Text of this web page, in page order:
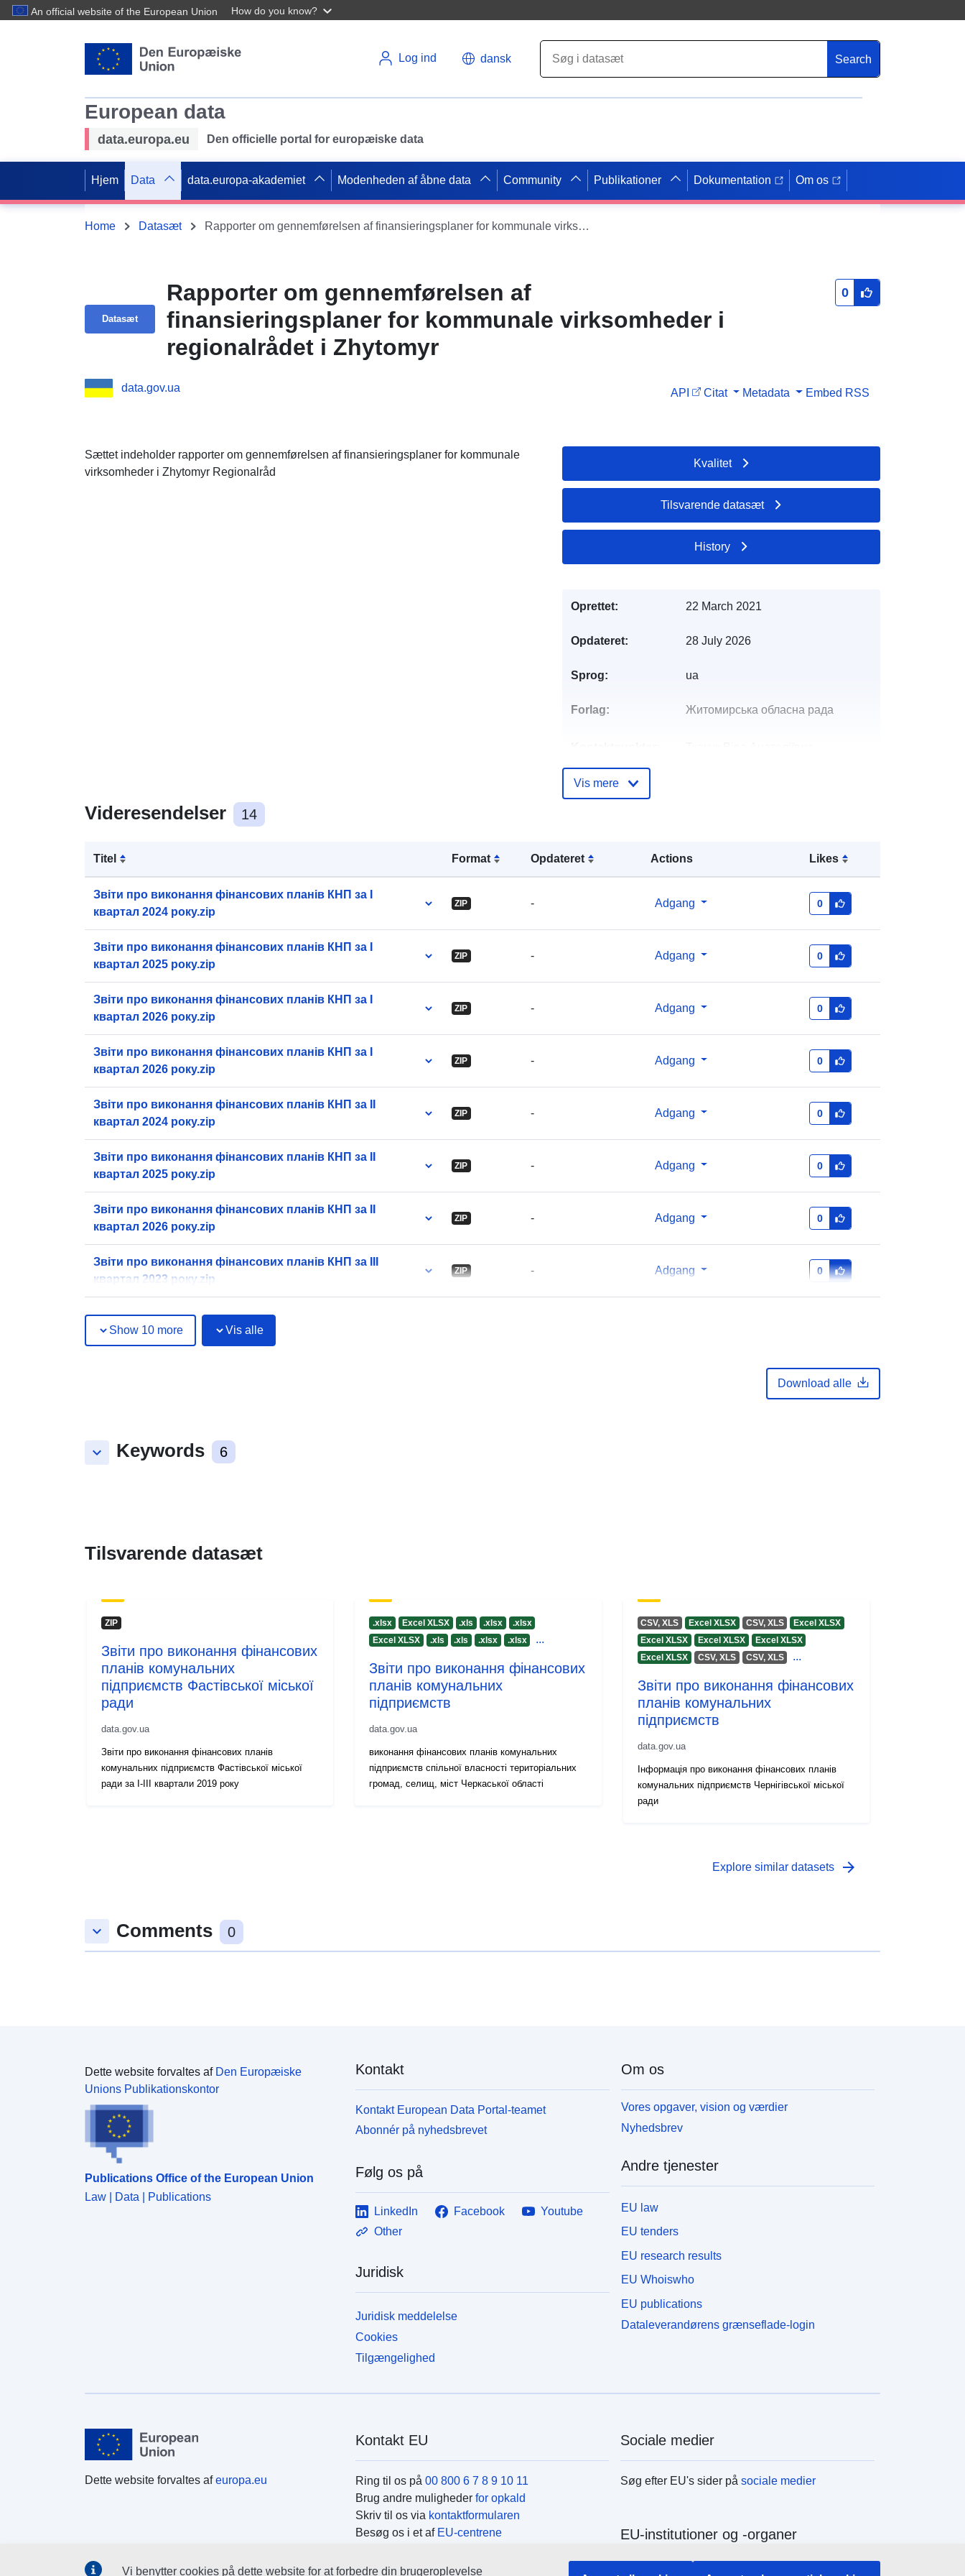
An official website of the European Union How do you know?
Log ind dansk Search
European data
data.europa.eu Den officielle portal for europæiske data
Hjem Data data.europa-akademiet Modenheden af åbne data Community Publikationer Dokumentation Om os
Home Datasæt Rapporter om gennemførelsen af finansieringsplaner for kommunale virksomheder i regionalrådet i Zhytomyr
Datasæt
Rapporter om gennemførelsen af
finansieringsplaner for kommunale virksomheder i
regionalrådet i Zhytomyr
0
data.gov.ua API Citat Metadata Embed RSS
Sættet indeholder rapporter om gennemførelsen af finansieringsplaner for kommunale
virksomheder i Zhytomyr Regionalråd
Videresendelser 14
Titel Format Opdateret Actions Likes
Звіти про виконання фінансових планів КНП за I
квартал 2024 року.zip
ZIP - Adgang 0
Звіти про виконання фінансових планів КНП за I
квартал 2025 року.zip
ZIP - Adgang 0
Звіти про виконання фінансових планів КНП за I
квартал 2026 року.zip
ZIP - Adgang 0
Звіти про виконання фінансових планів КНП за I
квартал 2026 року.zip
ZIP - Adgang 0
Звіти про виконання фінансових планів КНП за II
квартал 2024 року.zip
ZIP - Adgang 0
Звіти про виконання фінансових планів КНП за II
квартал 2025 року.zip
ZIP - Adgang 0
Звіти про виконання фінансових планів КНП за II
квартал 2026 року.zip
ZIP - Adgang 0
Звіти про виконання фінансових планів КНП за III
квартал 2023 року.zip
ZIP - Adgang 0
Show 10 more Vis alle
Download alle
keyboard_arrow_down Keywords 6
Kvalitet
Tilsvarende datasæt
History
Oprettet: 22 March 2021
Opdateret: 28 July 2026
Sprog: ua
Forlag: Житомирська обласна рада
July 2026
0c2a1fdc-2f45-4d25-8de0-
http://data.europa.eu/88u/dataset/0c
2a1fdc-2f45-4d25-8de0-
cf21feb2eaea
1.0
Vis mere
Tilsvarende datasæt
ZIP
Звіти про виконання фінансових
планів комунальних
підприємств Фастівської міської
ради
data.gov.ua
Звіти про виконання фінансових планів
комунальних підприємств Фастівської міської
ради за І-ІІІ квартали 2019 року
.xlsx Excel XLSX .xls .xlsx
.xlsx
Excel XLSX
.xls .xls .xlsx .xlsx ...
Звіти про виконання фінансових
планів комунальних
підприємств
data.gov.ua
виконання фінансових планів комунальних
підприємств спільної власності територіальних
громад, селищ, міст Черкаської області
CSV, XLS Excel XLSX CSV, XLS
Excel XLSX
Excel XLSX
Excel XLSX
Excel XLSX
Excel XLSX
CSV, XLS CSV, XLS ...
Звіти про виконання фінансових
планів комунальних
підприємств
data.gov.ua
Інформація про виконання фінансових планів
комунальних підприємств Чернігівської міської
ради
Explore similar datasets arrow_forward
keyboard_arrow_down Comments 0
Dette website forvaltes af Den Europæiske
Unions Publikationskontor
Publications Office of the European Union
Law | Data | Publications
Kontakt
Kontakt European Data Portal-teamet
Abonnér på nyhedsbrevet
Følg os på
LinkedIn Facebook
Youtube
Other
Juridisk
Juridisk meddelelse
Cookies
Tilgængelighed
Om os
Vores opgaver, vision og værdier
Nyhedsbrev
Andre tjenester
EU law
EU tenders
EU research results
EU Whoiswho
EU publications
Dataleverandørens grænseflade-login
Dette website forvaltes afeuropa.eu
Kontakt EU
Ring til os på 00 800 6 7 8 9 10 11
Brug andre muligheder for opkald
Skriv til os via kontaktformularen
Besøg os i et af EU-centrene
Sociale medier
Søg efter EU's sider påsociale medier
EU-institutioner og -organer
Vi benytter cookies på dette website for at forbedre din brugeroplevelse